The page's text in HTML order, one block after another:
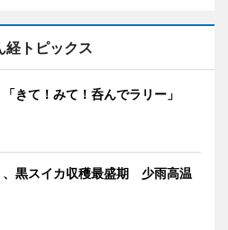
経トピックス
きて！みて！呑んでラリー」
、黒スイカ収穫最盛期 少雨高温